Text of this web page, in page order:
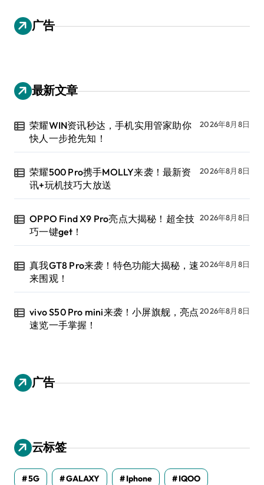
广告
最新文章
荣耀WIN资讯秒达，手机实用管家助你
快人一步抢先知！
2026年8月8日
荣耀500 Pro携手MOLLY来袭！最新资
讯+玩机技巧大放送
2026年8月8日
OPPO Find X9 Pro亮点大揭秘！超全技
巧一键get！
2026年8月8日
真我GT8 Pro来袭！特色功能大揭秘，速
来围观！
2026年8月8日
vivo S50 Pro mini来袭！小屏旗舰，亮点
速览一手掌握！
2026年8月8日
广告
云标签
5G GALAXY Iphone IQOO